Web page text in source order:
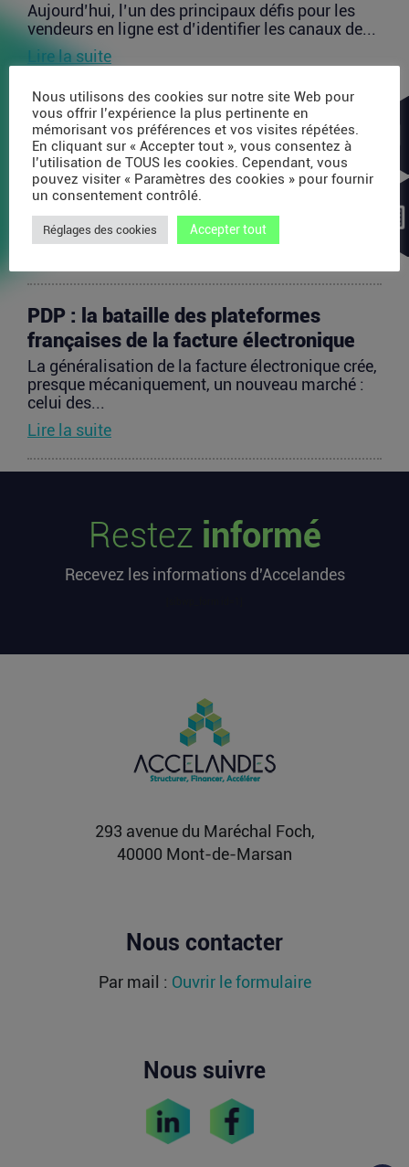
Aujourd’hui, l’un des principaux défis pour les
vendeurs en ligne est d’identifier les canaux de...
Lire la suite
Avec 35 millions de dollars, SAPIOM
veut devenir le contrôleur de gestion
des agents IA
Les agents IA peuvent enchaîner des dizaines
acheter...
PDP : la bataille des plateformes
françaises de la facture électronique
La généralisation de la facture électronique crée,
presque mécaniquement, un nouveau marché :
celui des...
Lire la suite
digitalise l’accompagnement des
voyageurs
Les formalités de voyage demeurent l’une des
zones les moins fluides de l’expérience
de l’argent dans une sortie à 2,25
milliards de dollars ?
Après avoir levé près de 1,4 milliard de dollars et
atteint une valorisation de 11,7 milliards fin
Lire la suite
Restez informé
Recevez les informations d'Accelandes
293 avenue du Maréchal Foch,
40000 Mont-de-Marsan
Nous contacter
Par mail : Ouvrir le formulaire
Nous suivre
Nous utilisons des cookies sur notre site Web pour
vous offrir l’expérience la plus pertinente en
mémorisant vos préférences et vos visites répétées.
En cliquant sur « Accepter tout », vous consentez à
l’utilisation de TOUS les cookies. Cependant, vous
pouvez visiter « Paramètres des cookies » pour fournir
un consentement contrôlé.
Réglages des cookies Accepter tout